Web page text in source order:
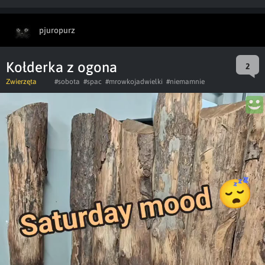
pjuropurz
Kołderka z ogona 2
Zwierzęta #sobota #spac #mrowkojadwielki #niemamnie